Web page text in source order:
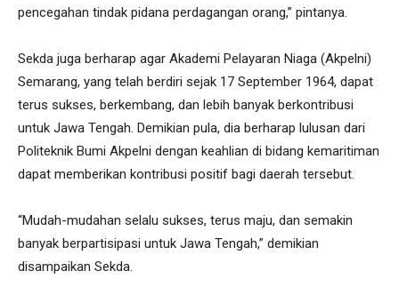
pencegahan tindak pidana perdagangan orang,” pintanya.
Sekda juga berharap agar Akademi Pelayaran Niaga (Akpelni)
Semarang, yang telah berdiri sejak 17 September 1964, dapat
terus sukses, berkembang, dan lebih banyak berkontribusi
untuk Jawa Tengah. Demikian pula, dia berharap lulusan dari
Politeknik Bumi Akpelni dengan keahlian di bidang kemaritiman
dapat memberikan kontribusi positif bagi daerah tersebut.
“Mudah-mudahan selalu sukses, terus maju, dan semakin
banyak berpartisipasi untuk Jawa Tengah,” demikian
disampaikan Sekda.